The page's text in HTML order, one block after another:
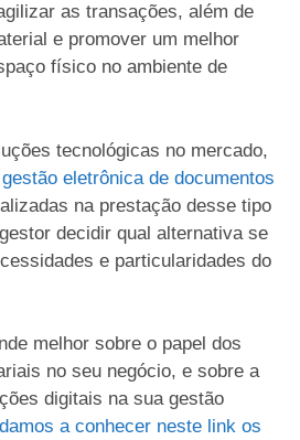
as transações, além de
e promover um melhor
físico no ambiente de
tecnológicas no mercado,
gestão eletrônica de documentos
na prestação desse tipo
decidir qual alternativa se
e particularidades do
melhor sobre o papel dos
no seu negócio, e sobre a
digitais na sua gestão
a conhecer neste link os